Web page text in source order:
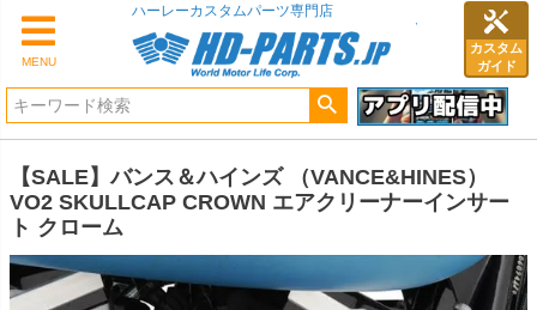
MENU
カスタム
ガイド
ハーレーカスタムパーツ専門店
【SALE】バンス＆ハインズ （VANCE&HINES）
VO2 SKULLCAP CROWN エアクリーナーインサー
ト クローム